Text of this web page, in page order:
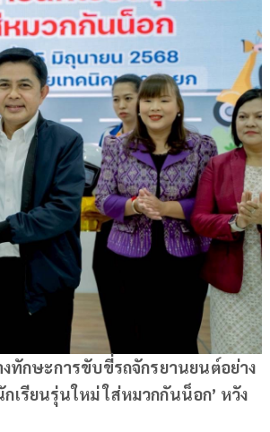
งทักษะการขับขี่รถจักรยานยนต์อย่าง
เรียนรุ่นใหม่ ใส่หมวกกันน็อก’ หวัง